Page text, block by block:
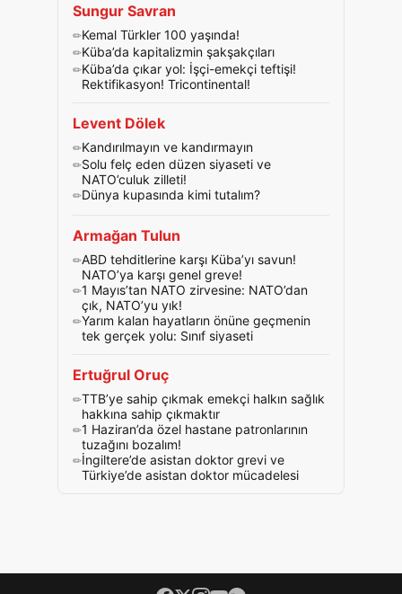
Sungur Savran
Kemal Türkler 100 yaşında!
Küba’da kapitalizmin şakşakçıları
Küba’da çıkar yol: İşçi-emekçi teftişi!
Rektifikasyon! Tricontinental!
Levent Dölek
Kandırılmayın ve kandırmayın
Solu felç eden düzen siyaseti ve
NATO’culuk zilleti!
Dünya kupasında kimi tutalım?
Armağan Tulun
ABD tehditlerine karşı Küba’yı savun!
NATO’ya karşı genel greve!
1 Mayıs’tan NATO zirvesine: NATO’dan
çık, NATO’yu yık!
Yarım kalan hayatların önüne geçmenin
tek gerçek yolu: Sınıf siyaseti
Ertuğrul Oruç
TTB’ye sahip çıkmak emekçi halkın sağlık
hakkına sahip çıkmaktır
1 Haziran’da özel hastane patronlarının
tuzağını bozalım!
İngiltere’de asistan doktor grevi ve
Türkiye’de asistan doktor mücadelesi